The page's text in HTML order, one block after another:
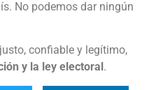
No podemos dar ningún
confiable y legítimo,
y la ley electoral .